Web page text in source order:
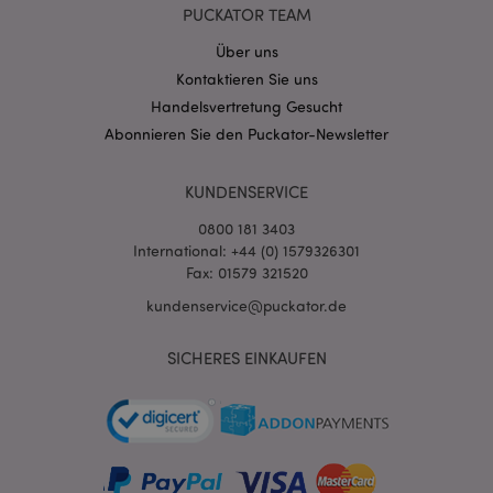
PUCKATOR TEAM
Über uns
Kontaktieren Sie uns
Handelsvertretung Gesucht
Abonnieren Sie den Puckator-Newsletter
KUNDENSERVICE
0800 181 3403
International: +44 (0) 1579326301
Fax: 01579 321520
kundenservice@puckator.de
SICHERES EINKAUFEN
invalidation
www.puckator.de
PHPSESSID
PHP.net
Datenschutzbestimmungen von Google